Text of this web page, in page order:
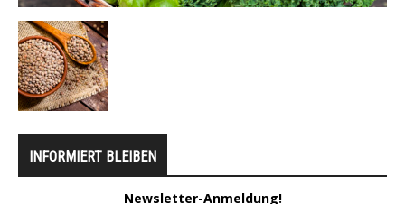
INFORMIERT BLEIBEN
Newsletter-Anmeldung!